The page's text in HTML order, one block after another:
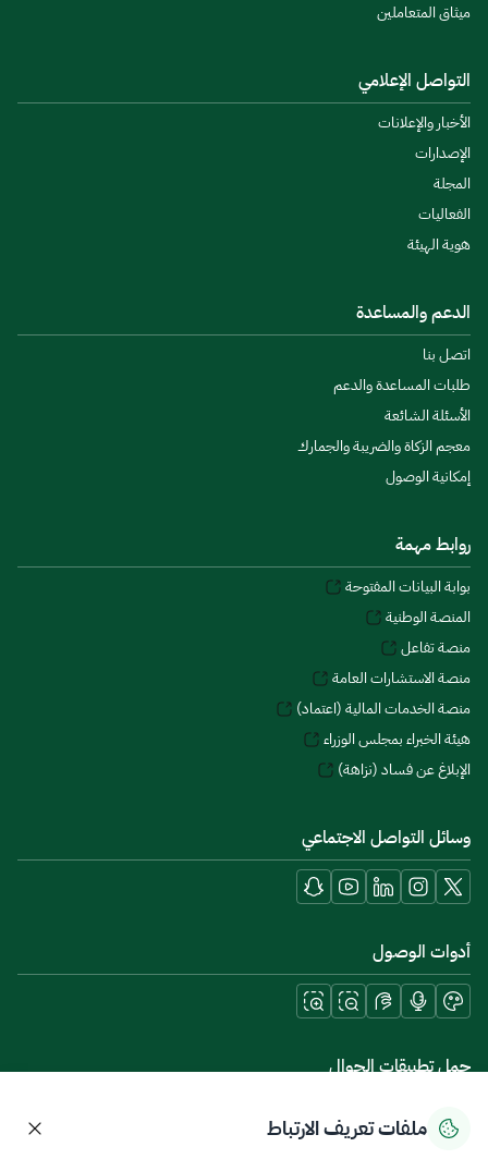
ميثاق المتعاملين
التواصل الإعلامي
الأخبار والإعلانات
الإصدارات
المجلة
الفعاليات
هوية الهيئة
الدعم والمساعدة
اتصل بنا
طلبات المساعدة والدعم
الأسئلة الشائعة
معجم الزكاة والضريبة والجمارك
إمكانية الوصول
روابط مهمة
بوابة البيانات المفتوحة
المنصة الوطنية
منصة تفاعل
منصة الاستشارات العامة
منصة الخدمات المالية (اعتماد)
هيئة الخبراء بمجلس الوزراء
الإبلاغ عن فساد (نزاهة)
وسائل التواصل الاجتماعي
أدوات الوصول
حمل تطبيقات الجوال
ملفات تعريف الارتباط